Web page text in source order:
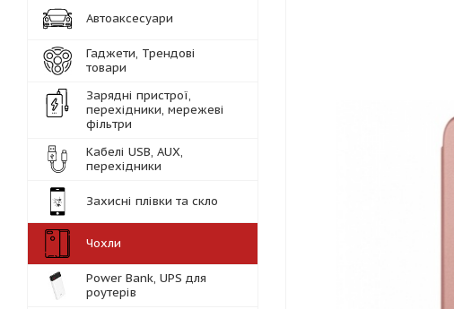
Автоаксесуари
Гаджети, Трендові
товари
Зарядні пристрої,
перехідники, мережеві
фільтри
Кабелі USB, AUX,
перехідники
Захисні плівки та скло
Чохли
Power Bank, UPS для
роутерів